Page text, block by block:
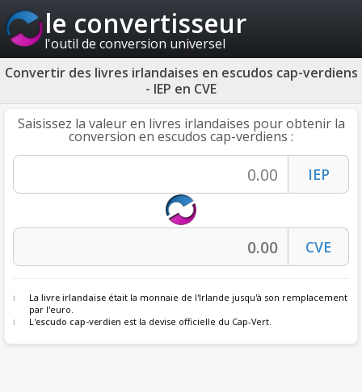
le convertisseur
l'outil de conversion universel
Convertir des livres irlandaises en escudos cap-verdiens
- IEP en CVE
Saisissez la valeur en livres irlandaises pour obtenir la
conversion en escudos cap-verdiens :
La livre irlandaise était la monnaie de l'Irlande jusqu'à son remplacement
par l'euro.
L'escudo cap-verdien est la devise officielle du Cap-Vert.